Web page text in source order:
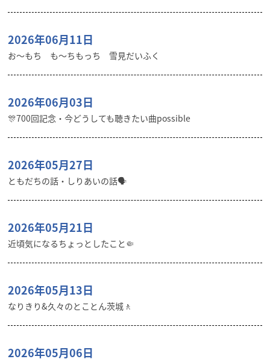
2026年06月11日
お〜もち も〜ちもっち 雪見だいふく
2026年06月03日
🎊700回記念・今どうしても聴きたい曲possible
2026年05月27日
ともだちの話・しりあいの話🗣️
2026年05月21日
近頃気になるちょっとしたこと🤏
2026年05月13日
なりきり&久々のとことん茨城🚶
2026年05月06日